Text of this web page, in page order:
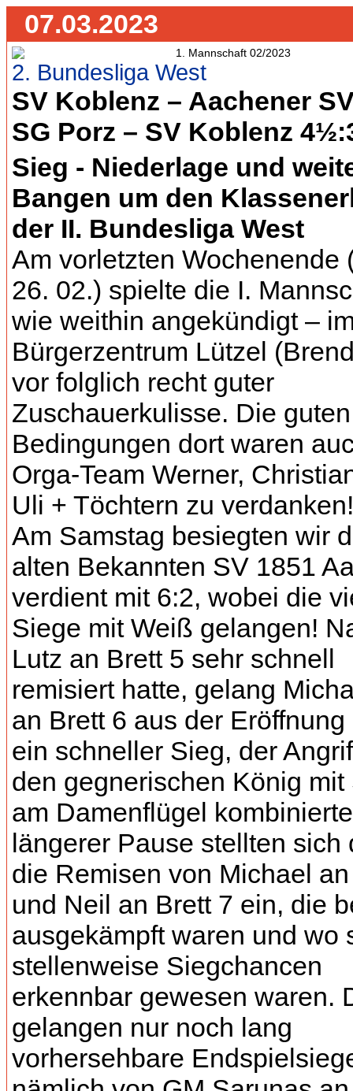
07.03.2023
2. Bundesliga West
SV Koblenz – Aachener
SG Porz – SV Koblenz
Sieg - Niederlage und
Bangen um den
der II. Bundesliga West
Am vorletzten Wochenende
26. 02.) spielte die I.
wie weithin angekündigt –
Bürgerzentrum Lützel
vor folglich recht guter
Zuschauerkulisse. Die guten
Bedingungen dort waren
Orga-Team Werner,
Uli + Töchtern zu verdanken!
Am Samstag besiegten wir
alten Bekannten SV 1851
verdient mit 6:2, wobei die
Siege mit Weiß gelangen!
Lutz an Brett 5 sehr schnell
remisiert hatte, gelang
an Brett 6 aus der
ein schneller Sieg, der
den gegnerischen König mit
am Damenflügel
längerer Pause stellten sich
die Remisen von Michael
und Neil an Brett 7 ein, die
ausgekämpft waren und wo
stellenweise Siegchancen
erkennbar gewesen waren.
gelangen nur noch lang
vorhersehbare